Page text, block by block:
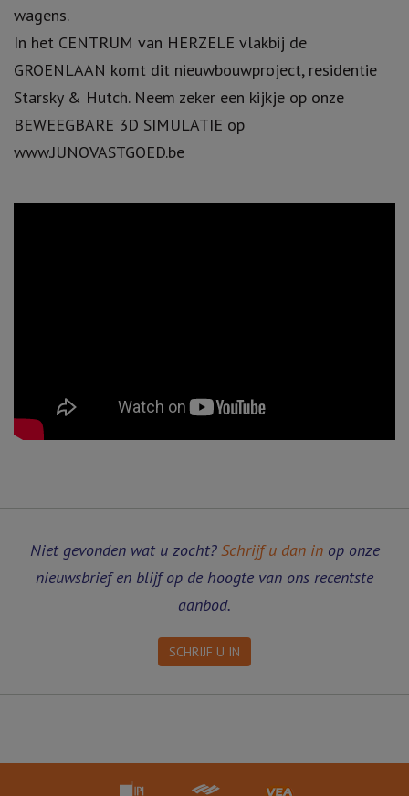
wagens.
In het CENTRUM van HERZELE vlakbij de
GROENLAAN komt dit nieuwbouwproject, residentie
Starsky & Hutch. Neem zeker een kijkje op onze
BEWEEGBARE 3D SIMULATIE op
www.JUNOVASTGOED.be
Niet gevonden wat u zocht?Schrijf u dan inop onze
nieuwsbrief en blijf op de hoogte van ons recentste
aanbod.
SCHRIJF U IN